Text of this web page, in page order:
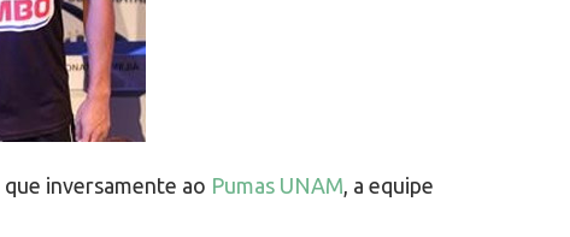
que inversamente ao Pumas UNAM, a equipe